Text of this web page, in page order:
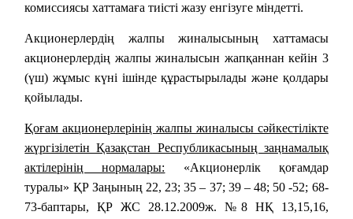
комиссиясы хаттамаға тиісті жазу енгізуге міндетті.
Акционерлердің жалпы жиналысының хаттамасы
акционерлердің жалпы жиналысын жапқаннан кейін 3
(үш) жұмыс күні ішінде құрастырылады және қолдары
қойылады.
Қоғам акционерлерінің жалпы жиналысы сәйкестілікте
жүргізілетін Қазақстан Республикасының заңнамалық
актілерінің нормалары: «Акционерлік қоғамдар
туралы» ҚР Заңының 22, 23; 35 – 37; 39 – 48; 50 -52; 68-
73-баптары, ҚР ЖС 28.12.2009ж. №8 НҚ 13,15,16,